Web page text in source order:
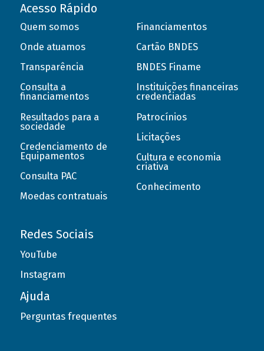
Acesso Rápido
Quem somos
Onde atuamos
Transparência
Consulta a
financiamentos
Resultados para a
sociedade
Credenciamento de
Equipamentos
Consulta PAC
Moedas contratuais
Financiamentos
Cartão BNDES
BNDES Finame
Instituições financeiras
credenciadas
Patrocínios
Licitações
Cultura e economia
criativa
Conhecimento
Redes Sociais
YouTube
Instagram
Ajuda
Perguntas frequentes